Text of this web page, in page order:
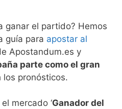
ganar el partido? Hemos
guía para apostar al
Apostandum.es y
parte como el gran
los pronósticos.
mercado ‘Ganador del